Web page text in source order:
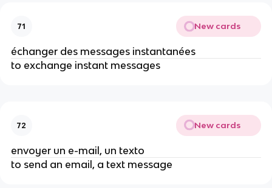
71 New cards
échanger des messages instantanées
to exchange instant messages
72 New cards
envoyer un e-mail, un texto
to send an email, a text message